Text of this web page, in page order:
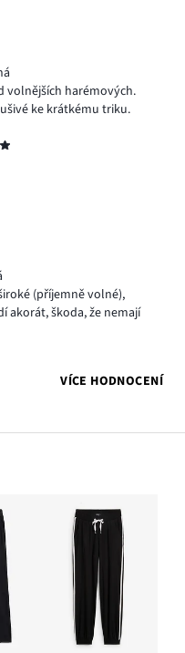
volnějších harémových.
ke krátkému triku.
(příjemně volné),
akorát, škoda, že nemají
VÍCE HODNOCENÍ